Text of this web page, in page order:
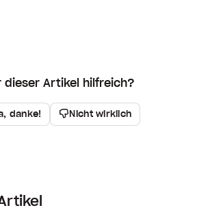
dieser Artikel hilfreich?
danke! Nicht wirklich